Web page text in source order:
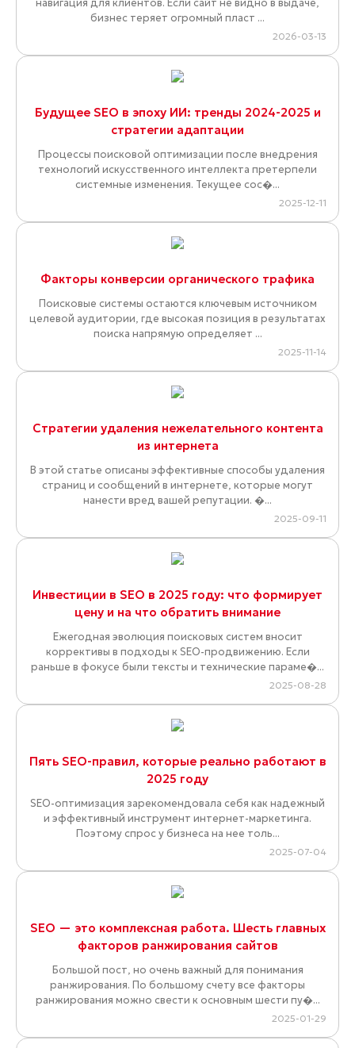
Как адаптировать тексты на сайте под
голосовой поиск
Вы активно продвигаете бизнес в интернете:
собираете семантическое ядро, прорабатываете
ключевые слова и фразы. Но при голосовом по�...
2026-04-16
Почему ваш сайт не видно в поисковой
выдаче?
Вы запустили новый сайт, а поисковые системы его не
вопрос: «Почему так происходит...
2026-04-08
Причины, почему вашего сайта нет в поиске и
В современном digital-мире поисковики — это главная
бизнес теряет огромный пласт ...
2026-03-13
Будущее SEO в эпоху ИИ: тренды 2024-2025 и
Процессы поисковой оптимизации после внедрения
системные изменения. Текущее сос�...
2025-12-11
Факторы конверсии органического трафика
Поисковые системы остаются ключевым источником
целевой аудитории, где высокая позиция в результатах
поиска напрямую определяет ...
2025-11-14
Стратегии удаления нежелательного контента
из интернета
В этой статье описаны эффективные способы удаления
страниц и сообщений в интернете, которые могут
нанести вред вашей репутации. �...
2025-09-11